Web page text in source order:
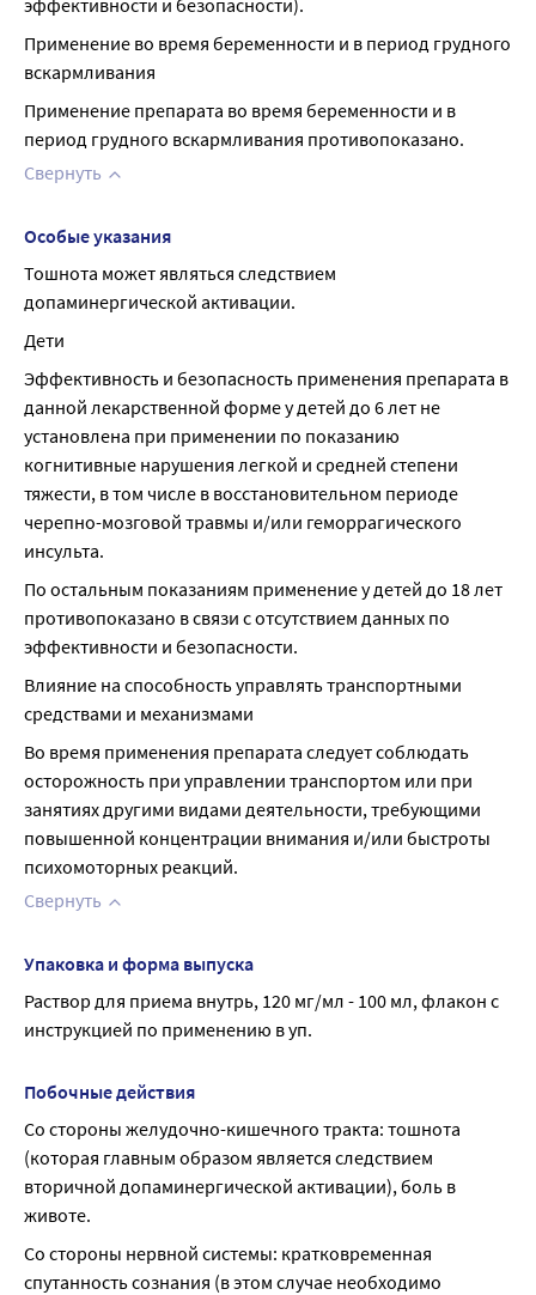
эффективности и безопасности).
Применение во время беременности и в период грудного
вскармливания
Применение препарата во время беременности и в
период грудного вскармливания противопоказано.
Свернуть
Особые указания
Тошнота может являться следствием
допаминергической активации.
Дети
Эффективность и безопасность применения препарата в
данной лекарственной форме у детей до 6 лет не
установлена при применении по показанию
когнитивные нарушения легкой и средней степени
тяжести, в том числе в восстановительном периоде
черепно-мозговой травмы и/или геморрагического
инсульта.
По остальным показаниям применение у детей до 18 лет
противопоказано в связи с отсутствием данных по
эффективности и безопасности.
Влияние на способность управлять транспортными
средствами и механизмами
Во время применения препарата следует соблюдать
осторожность при управлении транспортом или при
занятиях другими видами деятельности, требующими
повышенной концентрации внимания и/или быстроты
психомоторных реакций.
Свернуть
Упаковка и форма выпуска
Раствор для приема внутрь, 120 мг/мл - 100 мл, флакон с
инструкцией по применению в уп.
Побочные действия
Со стороны желудочно-кишечного тракта: тошнота
(которая главным образом является следствием
вторичной допаминергической активации), боль в
животе.
Со стороны нервной системы: кратковременная
спутанность сознания (в этом случае необходимо